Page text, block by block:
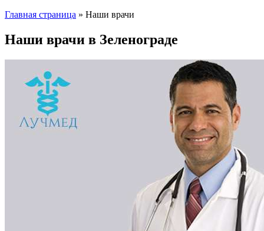
Главная страница » Наши врачи
Наши врачи в Зеленограде